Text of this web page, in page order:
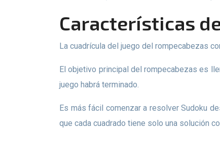
Características
La cuadrícula del juego del rompecabezas
El objetivo principal del rompecabezas es llenar toda la cuadrícula para que cada columna y fila contenga dígitos únicos del 1 al 9. Si llena toda la cuadrícula, el
juego habrá terminado.
Es más fácil comenzar a resolver Sudoku desde la sección de dígitos más completa, ya que ayuda a encontrar rápidamente los números que faltan. Recuerda
que cada cuadrado tiene solo una solución